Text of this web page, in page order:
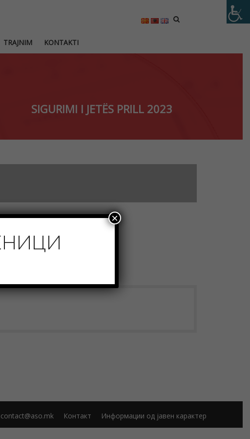
TRAJNIM KONTAKTI
SIGURIMI I JETËS PRILL 2023
Информации од јавен карактер
Контакт
contact@aso.mk
×